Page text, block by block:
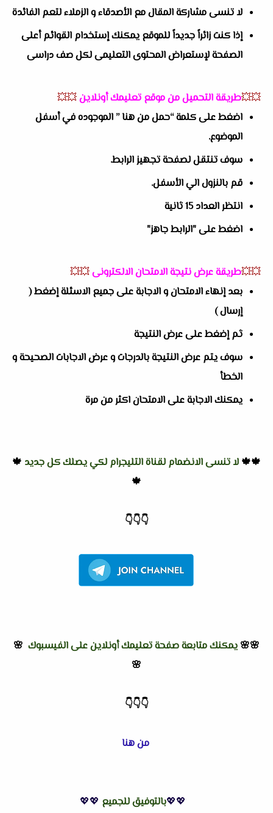
لا تنسى مشاركة المقال مع الأصدقاء و الزملاء لتعم الفائدة
إذا كنت زائراً جديداً للموقع يمكنك إستخدام القوائم أعلى
الصفحة لإستعراض المحتوى التعليمى لكل صف دراسى
💥💥طريقة التحميل من موقع تعليمك أونلاين💥💥
اضغط على كلمة “حمل من هنا ” الموجوده في أسفل
الموضوع.
سوف تنتقل لصفحة تجهيز الرابط.
قم بالنزول الي الأسفل.
انتظر العداد 15 ثانية
اضغط على "الرابط جاهز"
💥💥طريقة عرض نتيجة الامتحان الالكترونى💥💥
بعد إنهاء الامتحان و الاجابة على جميع الاسئلة إضغط (
إرسال )
ثم إضغط على عرض النتيجة
سوف يتم عرض النتيجة بالدرجات و عرض الاجابات الصحيحة و
الخطأ
يمكنك الاجابة على الامتحان اكثر من مرة
🍁🍁 لا تنسى الانضمام لقناة التليجرام لكي يصلك كل جديد 🍁
🍁
👇
👇
👇
🌸🌸 يمكنك متابعة صفحة تعليمك أونلاين على الفيسبوك 🌸
🌸
👇
👇
👇
من هنا
💖💖بالتوفيق للجميع 💖💖